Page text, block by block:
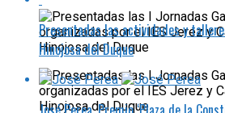
Presentadas las actividades y
Hinojosa del Duque